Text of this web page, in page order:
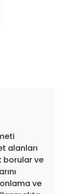
alanları
borular ve
ve